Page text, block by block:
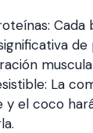
Cada
La
y el coco